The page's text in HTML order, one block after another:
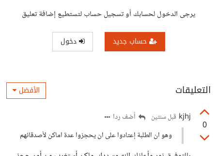
يرجى الدخول لحسابك أو تسجيل حساب لتستطيع إضافة تعليق
حساب جديد دخول
التعليقات الأفضل
0
kjhj قبل سنتين
أضف ردا
وهو ان الطلبة إعتادوا على ان يحجزوا عدة اماكن لأصدقائهم